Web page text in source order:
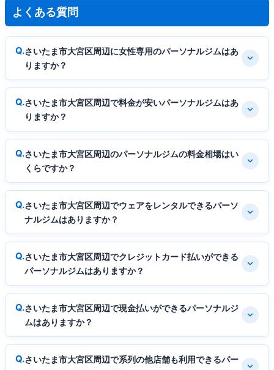
よくある質問
さいたま市大宮区周辺に女性専用のパーソナルジムはあ
りますか？
さいたま市大宮区周辺で料金が安いパーソナルジムはあ
りますか？
さいたま市大宮区周辺のパーソナルジムの料金相場はい
くらですか？
さいたま市大宮区周辺でウェアをレンタルできるパーソ
ナルジムはありますか？
さいたま市大宮区周辺でクレジットカード払いができる
パーソナルジムはありますか？
さいたま市大宮区周辺で現金払いができるパーソナルジ
ムはありますか？
さいたま市大宮区周辺で系列の他店舗も利用できるパー